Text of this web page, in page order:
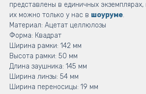
представлены в единичных экземплярах,
их можно только у нас в шоуруме.
Материал: Ацетат целлюлозы
Форма: Квадрат
Ширина рамки: 142 мм
Высота рамки: 50 мм
Длина заушника: 145 мм
Ширина линзы: 54 мм
Ширина переносицы: 19 мм